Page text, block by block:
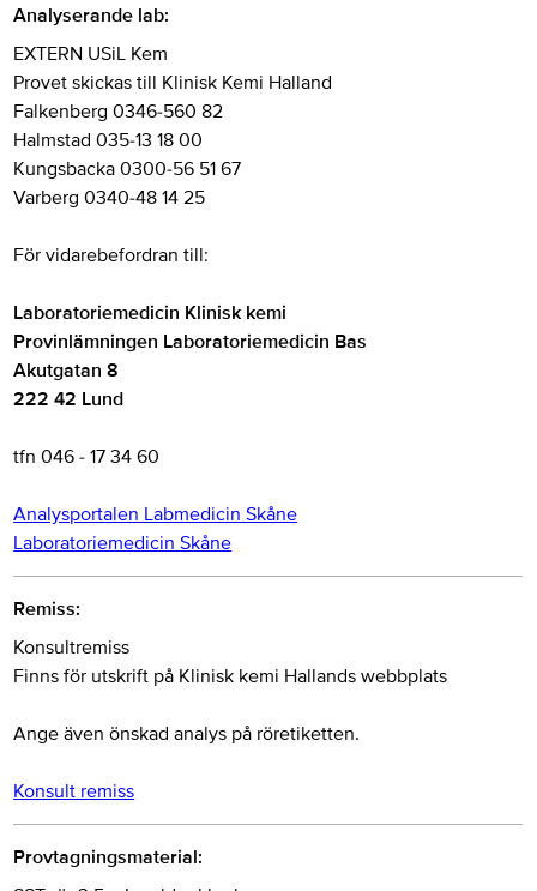
Analyserande lab:
EXTERN USiL Kem
Provet skickas till Klinisk Kemi Halland
Falkenberg 0346-560 82
Halmstad 035-13 18 00
Kungsbacka 0300-56 51 67
Varberg 0340-48 14 25
För vidarebefordran till:
Laboratoriemedicin Klinisk kemi
Provinlämningen Laboratoriemedicin Bas
Akutgatan 8
222 42 Lund
tfn 046 - 17 34 60
Analysportalen Labmedicin Skåne
Laboratoriemedicin Skåne
Remiss:
Konsultremiss
Finns för utskrift på Klinisk kemi Hallands webbplats
Ange även önskad analys på röretiketten.
Konsult remiss
Provtagningsmaterial: